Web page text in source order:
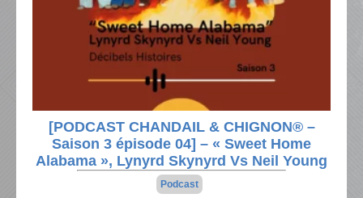
[PODCAST CHANDAIL & CHIGNON® –
Saison 3 épisode 04] – « Sweet Home
Alabama », Lynyrd Skynyrd Vs Neil Young
Podcast